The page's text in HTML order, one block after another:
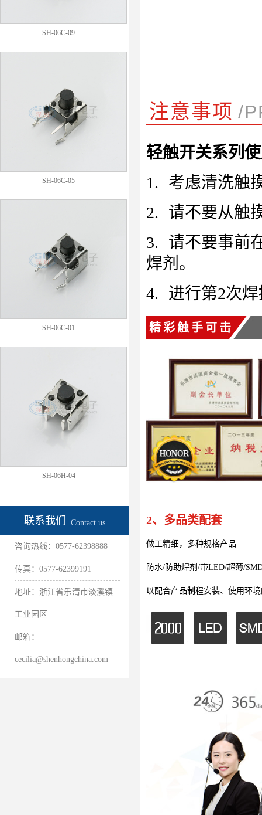
SH-06C-09
SH-06C-05
SH-06C-01
SH-06H-04
联系我们 Contact us
咨询热线：0577-62398888
传真：0577-62399191
地址：浙江省乐清市淡溪镇
工业园区
邮箱：
cecilia@shenhongchina.com
注意事项 /
轻触开关系列
1. 考虑清洗触
2. 请不要从触
3. 请不要事前
焊剂。
4. 进行第2次
精彩触手可击
2、多品类配套
做工精细，多种规格产品
防水/防助焊剂/带LED/超薄/
以配合产品制程安装、使用环